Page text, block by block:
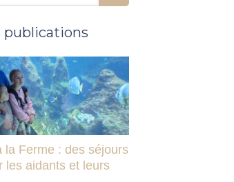
publications
la Ferme : des séjours
les aidants et leurs